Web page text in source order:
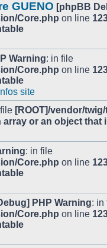
GUENO [phpBB
Core.php on line
Warning: in file
Core.php on line
site
[ROOT]/vendor/
or an object that
: in file
Core.php on line
PHP Warning: in
Core.php on line